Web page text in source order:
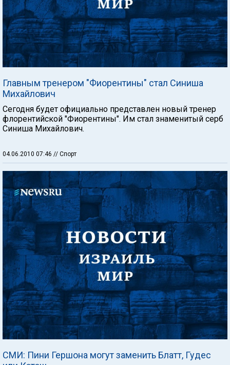
Главным тренером "Фиорентины" стал Синиша
Михайлович
Сегодня будет официально представлен новый тренер
флорентийской "Фиорентины". Им стал знаменитый серб
Синиша Михайлович.
04.06.2010 07:46 // Спорт
СМИ: Пини Гершона могут заменить Блатт, Гудес